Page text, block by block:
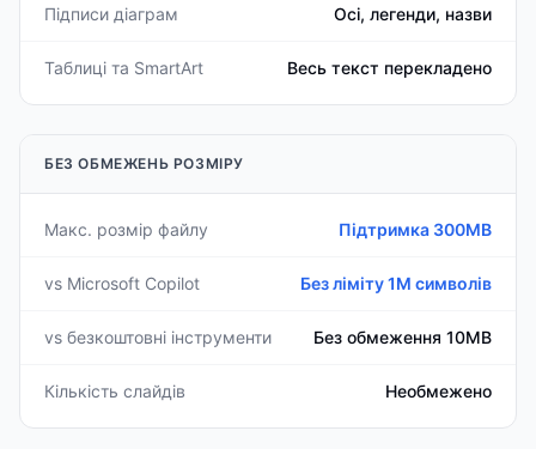
Підписи діаграм Осі, легенди, назви
Таблиці та SmartArt Весь текст перекладено
БЕЗ ОБМЕЖЕНЬ РОЗМІРУ
Макс. розмір файлу Підтримка 300MB
vs Microsoft Copilot Без ліміту 1M символів
vs безкоштовні інструменти Без обмеження 10MB
Кількість слайдів Необмежено